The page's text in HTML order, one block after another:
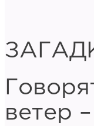
ветер –